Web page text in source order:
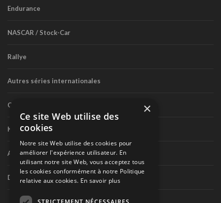
Endurance
NASCAR / Stock-Car
Rallye
Autres séries internationales
Circuit routier canadien
Karting
Autres séries nationales
Divers
×
Ce site Web utilise des
cookies
Notre site Web utilise des cookies pour
améliorer l'expérience utilisateur. En
utilisant notre site Web, vous acceptez tous
les cookies conformément à notre Politique
relative aux cookies. En savoir plus